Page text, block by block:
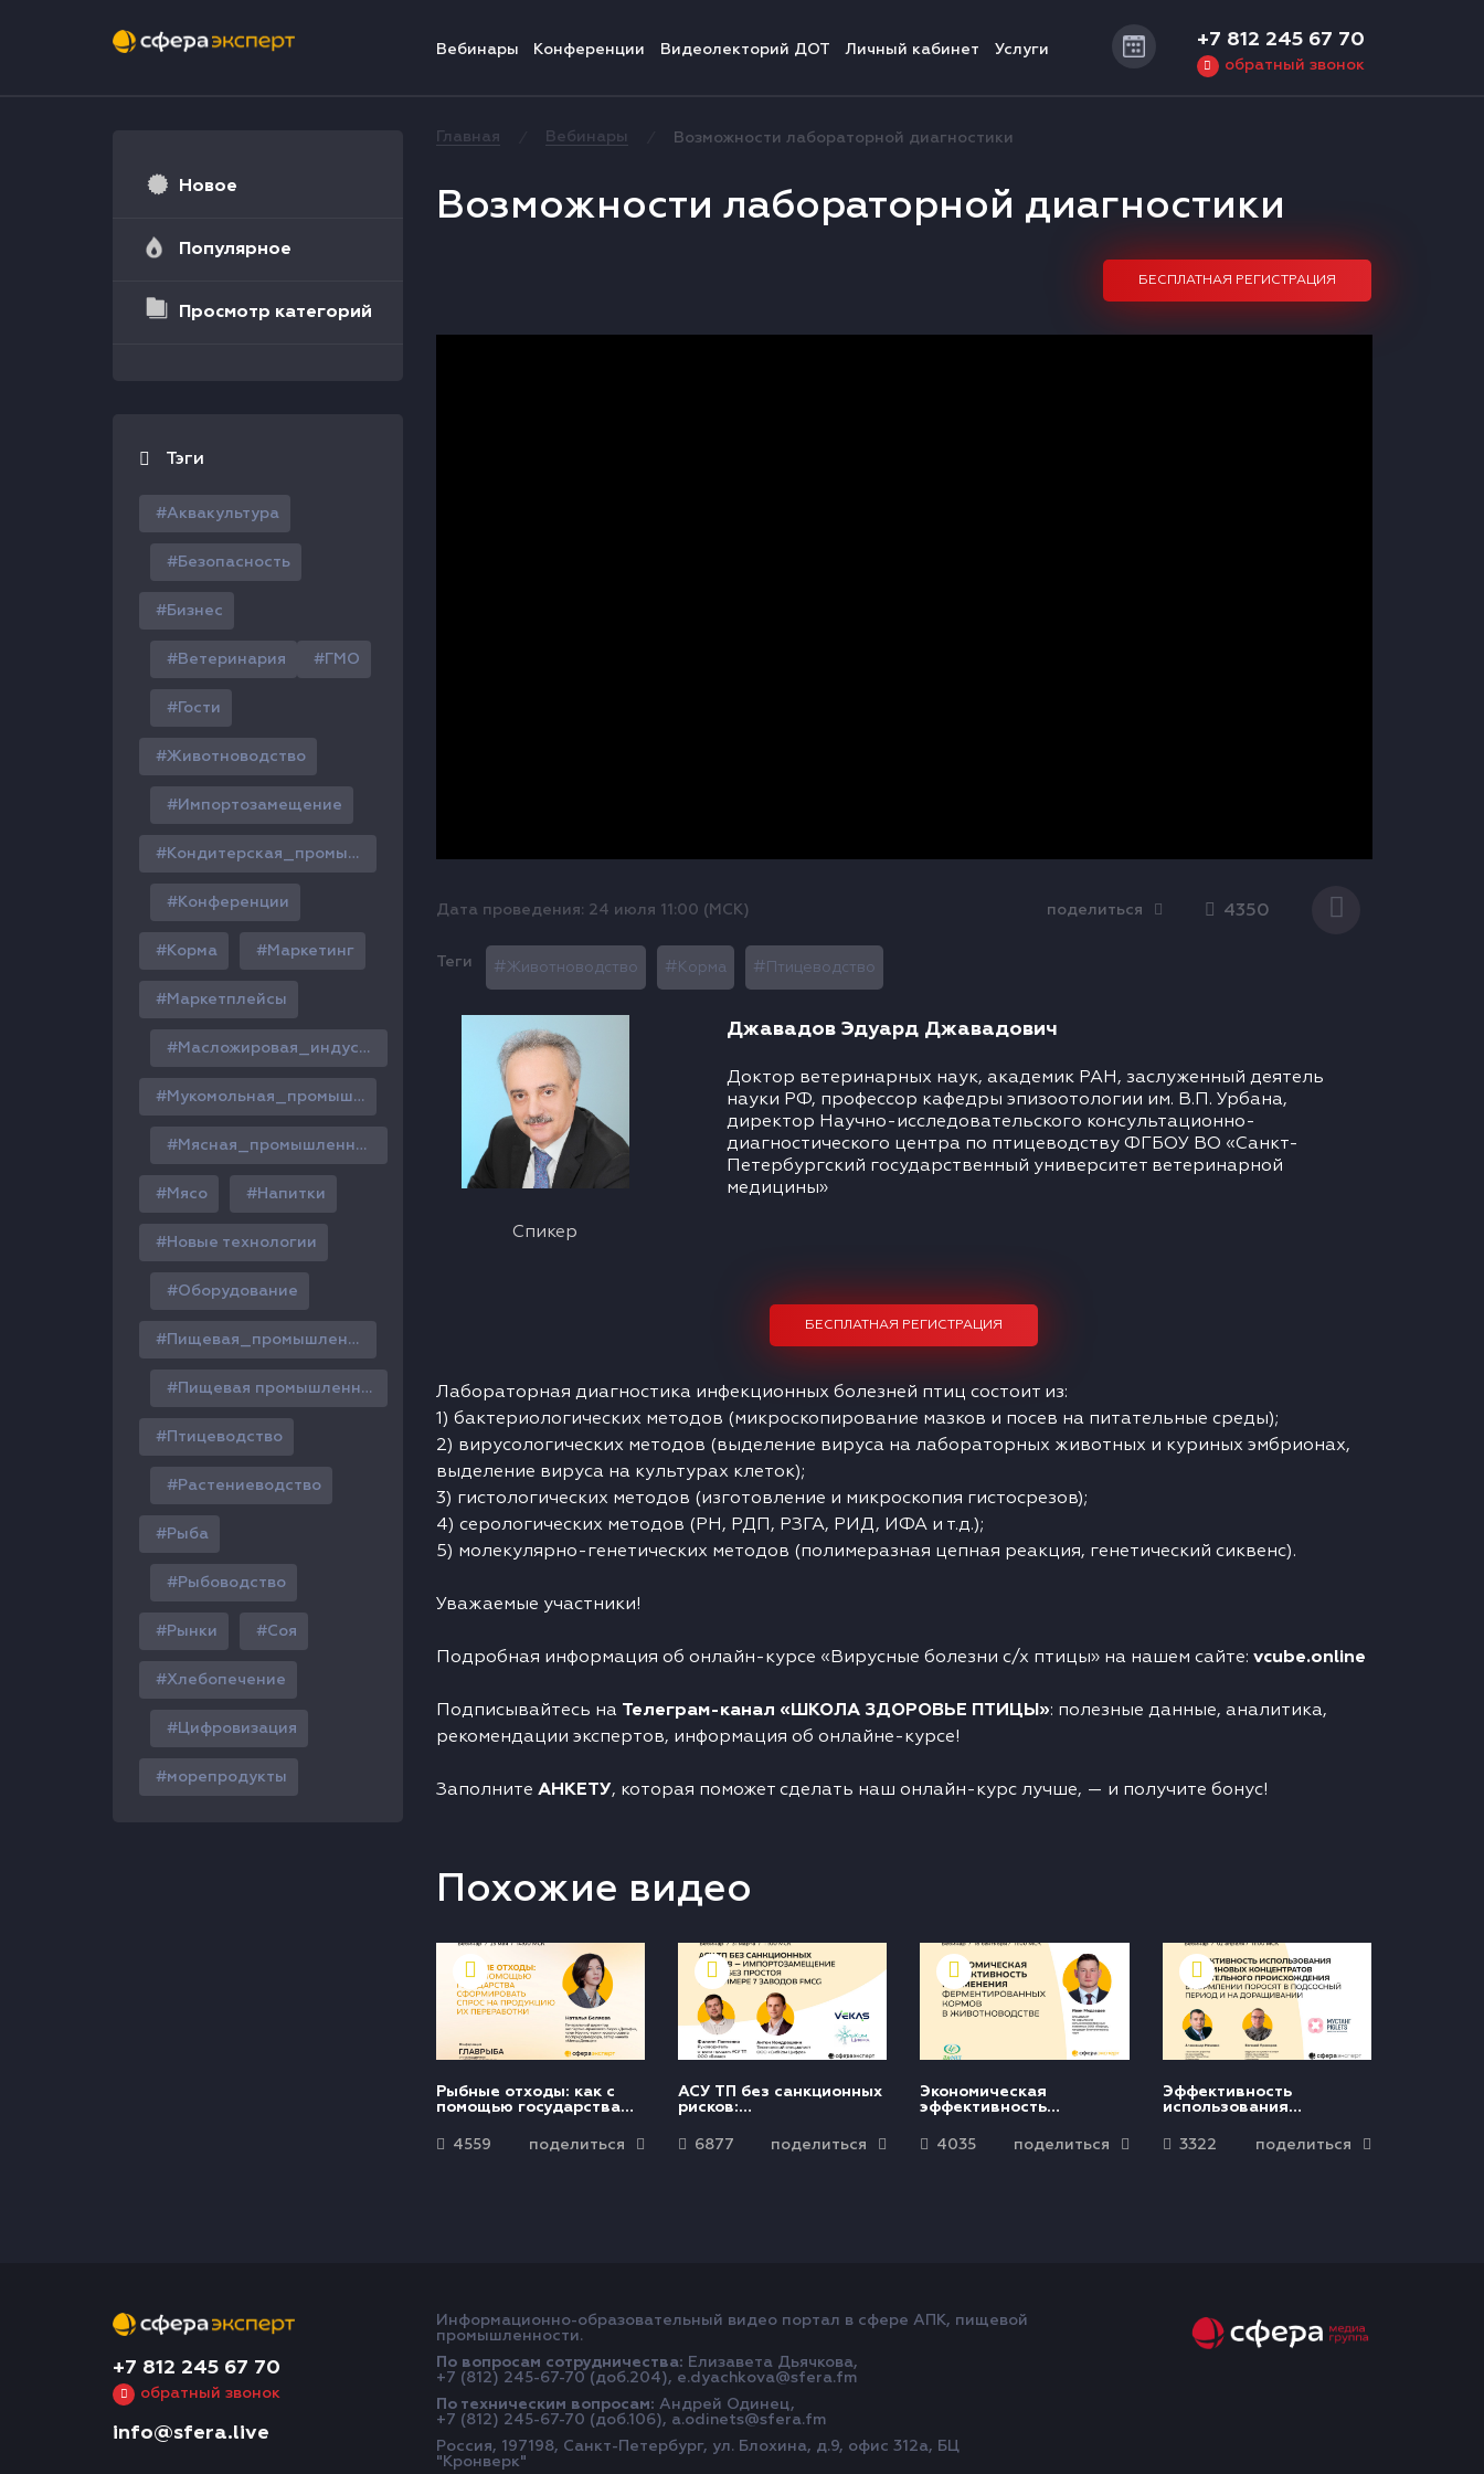
Вебинары Конференции Видеолекторий ДОТ Личный кабинет Услуги +7 812 245 67 70
обратный звонок
Новое
Популярное
Просмотр категорий
Тэги
Аквакультура
Безопасность
Бизнес
Ветеринария ГМО
Гости
Животноводство
Импортозамещение
Кондитерская_промышленность
Конференции
Корма Маркетинг
Маркетплейсы
Масложировая_индустрия
Мукомольная_промышленность
Мясная_промышленность
Мясо Напитки
Новые технологии
Оборудование
Пищевая_промышленность
Пищевая промышленность
Птицеводство
Растениеводство
Рыба
Рыбоводство
Рынки Соя
Хлебопечение
Цифровизация
морепродукты
Главная Вебинары Возможности лабораторной диагностики
Возможности лабораторной диагностики
БЕСПЛАТНАЯ РЕГИСТРАЦИЯ
Дата проведения: 24 июля 11:00 (МСК) поделиться 4350
Теги #Животноводство # Корма # Птицеводство
Спикер
Джавадов Эдуард Джавадович
Доктор ветеринарных наук, академик РАН, заслуженный деятель
науки РФ, профессор кафедры эпизоотологии им. В.П. Урбана,
директор Научно-исследовательского консультационно-
диагностического центра по птицеводству ФГБОУ ВО «Санкт-
Петербургский государственный университет ветеринарной
медицины»
БЕСПЛАТНАЯ РЕГИСТРАЦИЯ
Лабораторная диагностика инфекционных болезней птиц состоит из:
1) бактериологических методов (микроскопирование мазков и посев на питательные среды);
2) вирусологических методов (выделение вируса на лабораторных животных и куриных эмбрионах,
выделение вируса на культурах клеток);
3) гистологических методов (изготовление и микроскопия гистосрезов);
4) серологических методов (РН, РДП, РЗГА, РИД, ИФА и т.д.);
5) молекулярно-генетических методов (полимеразная цепная реакция, генетический сиквенс).
Уважаемые участники!
Подробная информация об онлайн-курсе «Вирусные болезни с/х птицы» на нашем сайте: vcube.online
Подписывайтесь на Телеграм-канал «ШКОЛА ЗДОРОВЬЕ ПТИЦЫ»: полезные данные, аналитика,
рекомендации экспертов, информация об онлайне-курсе!
Заполните АНКЕТУ, которая поможет сделать наш онлайн-курс лучше, — и получите бонус!
Похожие видео
Рыбные отходы: как с
помощью государства
продукцию их
переработки
4559 поделиться
АСУ ТП без санкционных
рисков:
SCADA без простоя на
примере 7 заводов
6877 поделиться
Экономическая
эффективность
ферментированных
кормов в
4035 поделиться
Эффективность
использования
концентратов
растительного
3322 поделиться
+7 812 245 67 70
обратный звонок
info@sfera.live
Информационно-образовательный видео портал в сфере АПК, пищевой
промышленности.
По вопросам сотрудничества: Елизавета Дьячкова,
+7 (812) 245-67-70 (доб.204), e.dyachkova@sfera.fm
По техническим вопросам: Андрей Одинец,
+7 (812) 245-67-70 (доб.106), a.odinets@sfera.fm
Россия, 197198, Санкт-Петербург, ул. Блохина, д.9, офис 312а, БЦ
"Кронверк"